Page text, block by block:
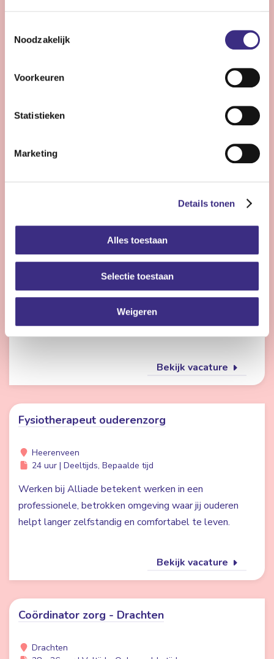
Noodzakelijk
Voorkeuren
Statistieken
Marketing
Details tonen
Alles toestaan
Selectie toestaan
Weigeren
Stiens
24 - 30 uur | Voltijds, Onbepaalde tijd
Ben jij een persoonlijk begeleider die energie krijgt van
complexe zorg en kleine successen groots weet te
Bekijk vacature
Nog 24 dagen
4 - 28 uur | Deeltijds, Onbepaalde tijd
Wil jij met meerdere doelgroepen werken en elke dag
iets anders doen? Dan is de flexpool echt iets voor jou.
Je werkt op verschillende locaties in de
gehandicaptenzorg, jeugdzorg of ouderenzorg.
Bekijk vacature
Fysiotherapeut ouderenzorg
Heerenveen
24 uur | Deeltijds, Bepaalde tijd
Werken bij Alliade betekent werken in een
professionele, betrokken omgeving waar jij ouderen
helpt langer zelfstandig en comfortabel te leven.
Bekijk vacature
Coördinator zorg - Drachten
Drachten